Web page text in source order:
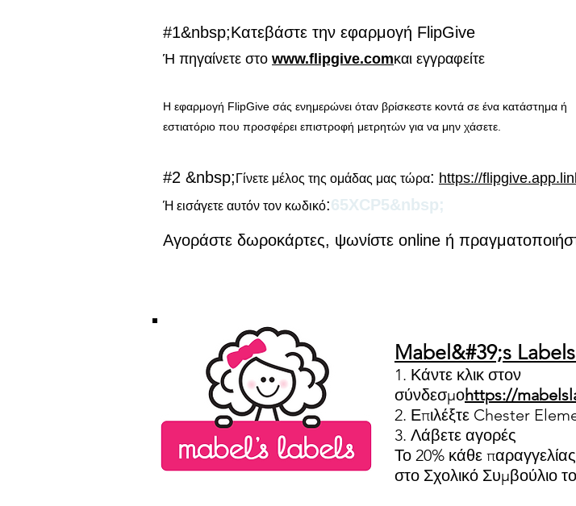
#1&nbsp;Κατεβάστε την εφαρμογή FlipGive
Ή πηγαίνετε στο www.flipgive.comκαι εγγραφείτε
Η εφαρμογή FlipGive σάς ενημερώνει όταν βρίσκεστε κοντά σε ένα κατάστημα ή
εστιατόριο που προσφέρει επιστροφή μετρητών για να μην χάσετε.
#2 &nbsp; Γίνετε μέλος της ομάδας μας τώρα: https://
Ή εισάγετε αυτόν τον κωδικό:65XCP5&nbsp;
Αγοράστε δωροκάρτες, ψωνίστε online ή
Mabel&#39;s
1. Κάντε κλικ στον
σύνδεσμοhttps://
2. Επιλέξτε Chester
3. Λάβετε αγορές
Το 20% κάθε
στο Σχολικό Συμβούλιο